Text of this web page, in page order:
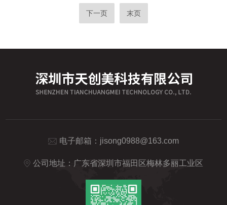
下一页 末页
电子邮箱： jisong0988@163.com
公司地址：广东省深圳市福田区梅林多丽工业区